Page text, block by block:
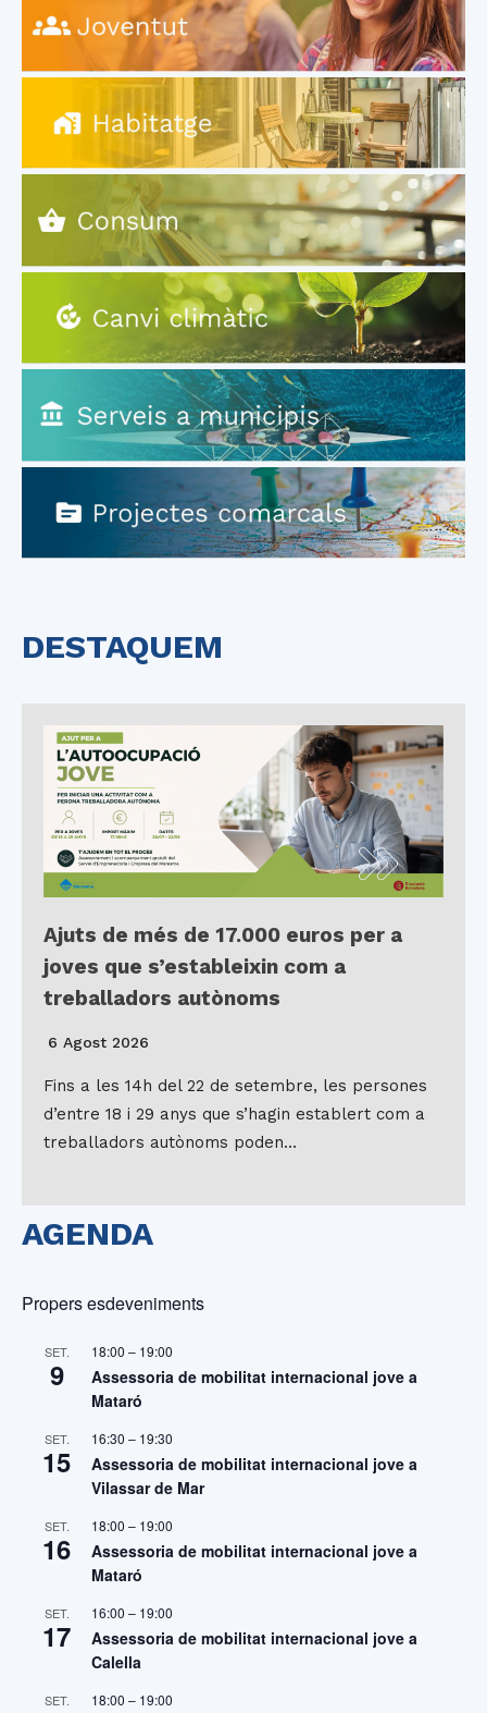
DESTAQUEM
Ajuts de més de 17.000 euros per a
joves que s’estableixin com a
treballadors autònoms
6 Agost 2026
Fins a les 14h del 22 de setembre, les persones
d’entre 18 i 29 anys que s’hagin establert com a
treballadors autònoms poden…
AGENDA
Propers esdeveniments
SET.
9
18:00 – 19:00
Assessoria de mobilitat internacional jove a
Mataró
SET.
15
16:30 – 19:30
Assessoria de mobilitat internacional jove a
Vilassar de Mar
SET.
16
18:00 – 19:00
Assessoria de mobilitat internacional jove a
Mataró
SET.
17
16:00 – 19:00
Assessoria de mobilitat internacional jove a
Calella
SET. 18:00 – 19:00